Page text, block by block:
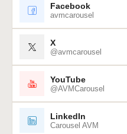
Facebook
avmcarousel
X
@avmcarousel
YouTube
@AVMCarousel
LinkedIn
Carousel AVM